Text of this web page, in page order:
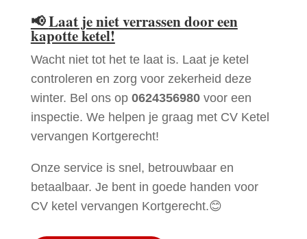
📢Laat je niet verrassen door een
kapotte ketel!
Wacht niet tot het te laat is. Laat je ketel
controleren en zorg voor zekerheid deze
winter. Bel ons op 0624356980voor een
inspectie. We helpen je graag met CV Ketel
vervangen Kortgerecht!
Onze service is snel, betrouwbaar en
betaalbaar. Je bent in goede handen voor
CV ketel vervangen Kortgerecht.😊